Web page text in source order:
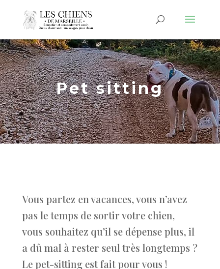
Pet sitting
Vous partez en vacances, vous n’avez
pas le temps de sortir votre chien,
vous souhaitez qu’il se dépense plus, il
a dû mal à rester seul très longtemps ?
Le pet-sitting est fait pour vous !